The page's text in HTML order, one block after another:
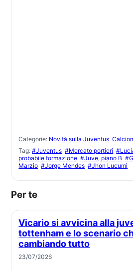
Categorie: Novità sulla Juventus
Tag:#Juventus #Mercato portieri
probabile formazione #Juve, piano B
Marzio #Jorge Mendes #Jhon Lucumì
Per te
Vicario si avvicina alla juve la mossa del
tottenham e lo scenario
cambiando tutto
23/07/2026